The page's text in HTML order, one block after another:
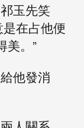
玉先笑
在占他便
美。”
他發消